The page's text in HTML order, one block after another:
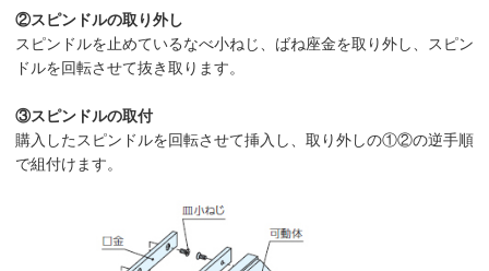
②スピンドルの取り外し
スピンドルを止めているなべ小ねじ、ばね座金を取り外し、スピン
ドルを回転させて抜き取ります。
③スピンドルの取付
購入したスピンドルを回転させて挿入し、取り外しの①②の逆手順
で組付けます。